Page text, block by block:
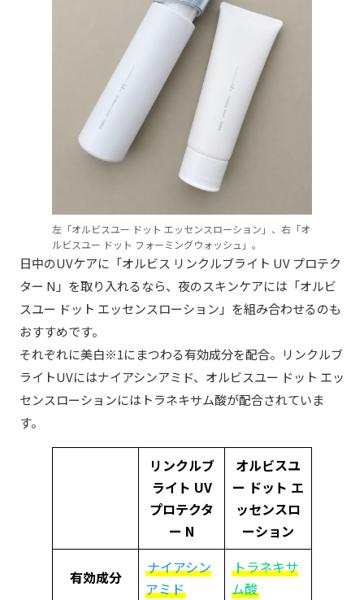
左「オルビスユー ドット エッセンスローション」、右「オ
ルビスユー ドット フォーミングウォッシュ」。
日中のUVケアに「オルビス リンクルブライト UV プロテク
ター N」を取り入れるなら、夜のスキンケアには「オルビ
スユー ドット エッセンスローション」を組み合わせるのも
おすすめです。
それぞれに美白※1にまつわる有効成分を配合。リンクルブ
ライトUVにはナイアシンアミド、オルビスユー ドット エッ
センスローションにはトラネキサム酸が配合されていま
す。
リンクルブ
ライト UV
プロテクタ
ー N
オルビスユ
ー ドット エ
ッセンスロ
ーション
有効成分
ナイアシン
アミド
トラネキサ
ム酸